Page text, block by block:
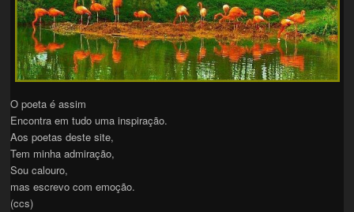
O poeta é assim
Encontra em tudo uma inspiração.
Aos poetas deste site,
Tem minha admiração,
Sou calouro,
mas escrevo com emoção.
(ccs)